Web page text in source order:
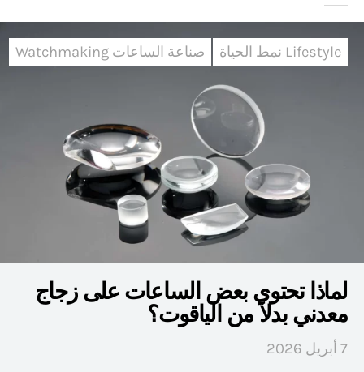
Lifestyle نمط الحياة صناعة الساعات Watchmaking
لماذا تحتوي بعض الساعات على زجاج
معدني بدلاً من الياقوت؟
7 أبريل 2026